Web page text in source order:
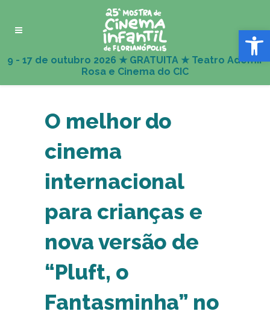
Abrir
O melhor do
cinema
internacional
para crianças e
nova versão de
“Pluft, o
Fantasminha” no